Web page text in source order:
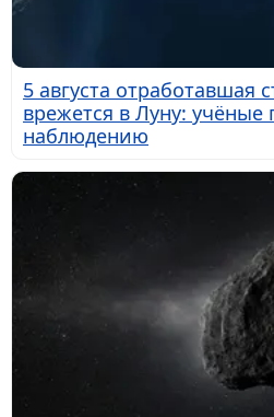
5 августа отработавшая
врежется в Луну: учёные
наблюдению